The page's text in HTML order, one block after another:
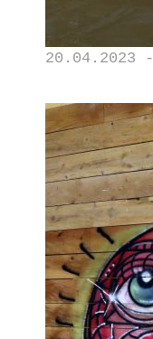
20.04.2023 -